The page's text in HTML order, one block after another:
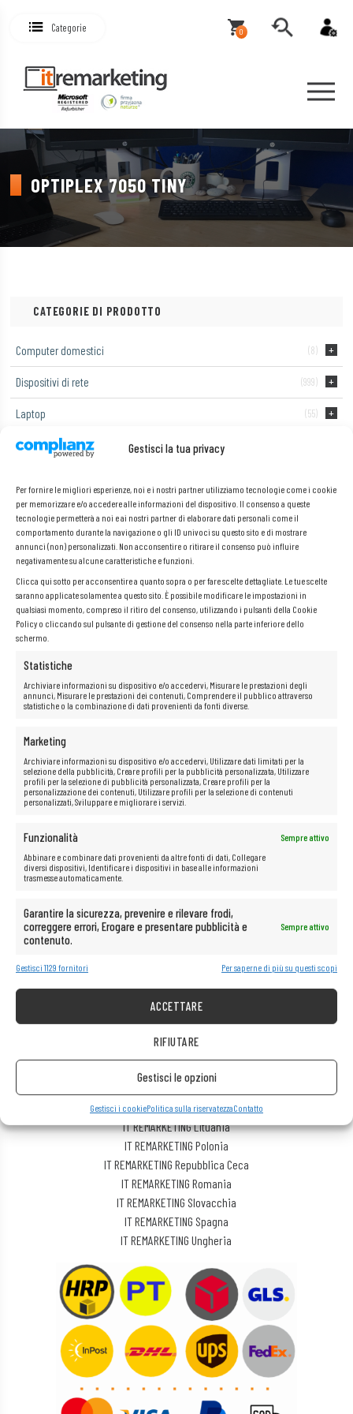
Gestisci la tua privacy
Per fornire le migliori esperienze, noi e i nostri partner utilizziamo tecnologie come i cookie
per memorizzare e/o accedere alle informazioni del dispositivo. Il consenso a queste
tecnologie permetterà a noi e ai nostri partner di elaborare dati personali come il
comportamento durante la navigazione o gli ID univoci su questo sito e di mostrare
annunci (non) personalizzati. Non acconsentire o ritirare il consenso può influire
negativamente su alcune caratteristiche e funzioni.
Clicca qui sotto per acconsentire a quanto sopra o per fare scelte dettagliate. Le tue scelte
saranno applicate solamente a questo sito. È possibile modificare le impostazioni in
qualsiasi momento, compreso il ritiro del consenso, utilizzando i pulsanti della Cookie
Policy o cliccando sul pulsante di gestione del consenso nella parte inferiore dello
schermo.
Statistiche
Archiviare informazioni su dispositivo e/o accedervi, Misurare le prestazioni degli
annunci, Misurare le prestazioni dei contenuti, Comprendere il pubblico attraverso
statistiche o la combinazione di dati provenienti da fonti diverse.
Marketing
Archiviare informazioni su dispositivo e/o accedervi, Utilizzare dati limitati per la
selezione della pubblicità, Creare profili per la pubblicità personalizzata, Utilizzare
profili per la selezione di pubblicità personalizzata, Creare profili per la
personalizzazione dei contenuti, Utilizzare profili per la selezione di contenuti
personalizzati, Sviluppare e migliorare i servizi.
Funzionalità
Sempre attivo
Abbinare e combinare dati provenienti da altre fonti di dati, Collegare
diversi dispositivi, Identificare i dispositivi in base alle informazioni
trasmesse automaticamente.
Garantire la sicurezza, prevenire e rilevare frodi,
correggere errori, Erogare e presentare pubblicità e
contenuto.
Sempre attivo
Gestisci 1129 fornitori Per saperne di più su questi scopi
ACCETTARE
RIFIUTARE
Gestisci le opzioni
Gestisci i cookiePolitica sulla riservatezzaContatto
Categorie 0
OPTIPLEX 7050 TINY
CATEGORIE DI PRODOTTO
Computer domestici (8)
Dispositivi di rete (999)
Laptop (55)
Monitor di computer
Optiplex 7050 Tiny
Scopri le prestazioni e il design compatto diDell Optiplex 7050Tiny.
Perfetto per i professionisti e i piccoli spazi, questo modello è dotato di
un processore Intel Core i5-6500T, RAM DDR4 e un veloce disco SSD. È
perfetto sia per le attività quotidiane dell’ufficio che per i progetti più
avanzati. Scegli Dell Optiplex 7050 Tiny se vuoi assicurarti affidabilità e
sicurezza sul lavoro.
Non è stato trovato nessun prodotto che corrisponde alla tua
selezione.
INFORMAZIONE
Regole del negozio
Aiuto
Circa la società
Metodi di pagamento disponibili
Restituzione dell’attrezzatura acquistata
IT REMARKETING
IT REMARKETING Austria/Germania
IT REMARKETING International
IT REMARKETING Lettonia
IT REMARKETING Lituania
IT REMARKETING Polonia
IT REMARKETING Repubblica Ceca
IT REMARKETING Romania
IT REMARKETING Slovacchia
IT REMARKETING Spagna
IT REMARKETING Ungheria